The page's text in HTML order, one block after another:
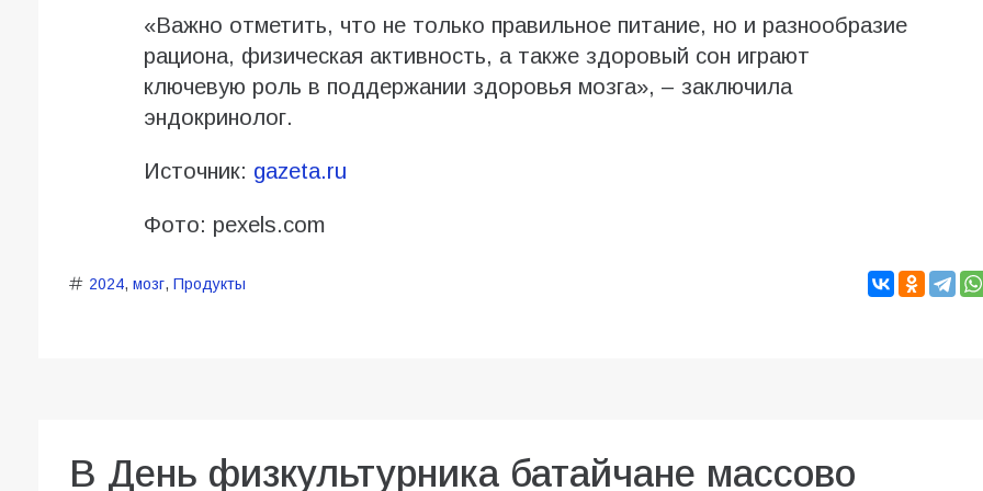
«Важно отметить, что не только правильное питание, но и разнообразие
рациона, физическая активность, а также здоровый сон играют
ключевую роль в поддержании здоровья мозга», – заключила
эндокринолог.
Источник: gazeta.ru
Фото: pexels.com
2024, мозг, Продукты
В День физкультурника батайчане массово